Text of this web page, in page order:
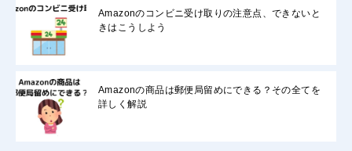
Amazonのコンビニ受け取りの注意点、できないと
きはこうしよう
Amazonの商品は郵便局留めにできる？その全てを
詳しく解説